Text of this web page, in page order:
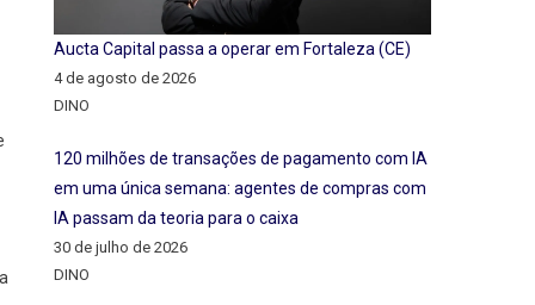
Aucta Capital passa a operar em Fortaleza (CE)
4 de agosto de 2026
DINO
120 milhões de transações de pagamento com IA
em uma única semana: agentes de compras com
IA passam da teoria para o caixa
30 de julho de 2026
DINO